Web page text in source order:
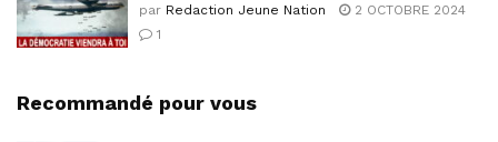
par Redaction Jeune Nation
2 OCTOBRE 2024
1
Recommandé pour vous